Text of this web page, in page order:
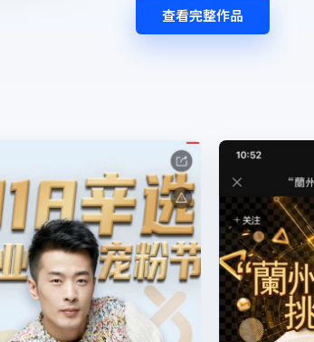
查看完整作品